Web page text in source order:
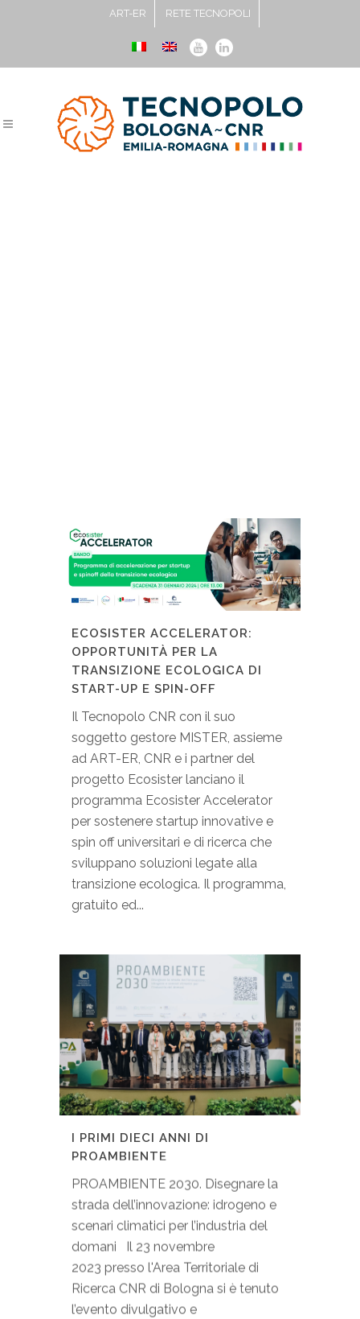
ART-ER RETE TECNOPOLI
ECOSISTER ACCELERATOR:
OPPORTUNITÀ PER LA
TRANSIZIONE ECOLOGICA DI
START-UP E SPIN-OFF
Il Tecnopolo CNR con il suo
soggetto gestore MISTER, assieme
ad ART-ER, CNR e i partner del
progetto Ecosister lanciano il
programma Ecosister Accelerator
per sostenere startup innovative e
spin off universitari e di ricerca che
sviluppano soluzioni legate alla
transizione ecologica. Il programma,
gratuito ed...
I PRIMI DIECI ANNI DI
PROAMBIENTE
PROAMBIENTE 2030. Disegnare la
strada dell’innovazione: idrogeno e
scenari climatici per l’industria del
domani Il 23 novembre
2023 presso l'Area Territoriale di
Ricerca CNR di Bologna si è tenuto
l’evento divulgativo e